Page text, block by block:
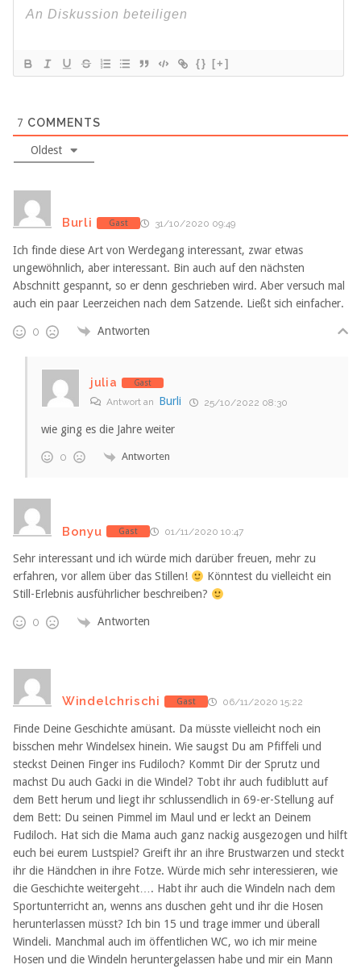
{} [+]
7 COMMENTS
Oldest
Burli Gast 31/10/2020 09:49
Ich finde diese Art von Werdegang interessant, zwar etwas
ungewöhnlich, aber interessant. Bin auch auf den nächsten
Abschnitt gespannt, so er denn geschrieben wird. Aber versuch mal
auch ein paar Leerzeichen nach dem Satzende. Ließt sich einfacher.
0 Antworten
julia Gast
Antwort an Burli 25/10/2022 08:30
wie ging es die Jahre weiter
0 Antworten
Bonyu Gast 01/11/2020 10:47
Sehr interessant und ich würde mich darüber freuen, mehr zu
erfahren, vor allem über das Stillen!
Könntest du vielleicht ein
Still-Erlebnis ausführlicher beschreiben?
0 Antworten
Windelchrischi Gast 06/11/2020 15:22
Finde Deine Geschichte amüsant. Da müsste vielleicht noch ein
bisschen mehr Windelsex hinein. Wie saugst Du am Pfiffeli und
steckst Deinen Finger ins Fudiloch? Kommt Dir der Sprutz und
machst Du auch Gacki in die Windel? Tobt ihr auch fudiblutt auf
dem Bett herum und liegt ihr schlussendlich in 69-er-Stellung auf
dem Bett: Du seinen Pimmel im Maul und er leckt an Deinem
Fudiloch. Hat sich die Mama auch ganz nackig ausgezogen und hilft
euch bei eurem Lustspiel? Greift ihr an ihre Brustwarzen und steckt
ihr die Händchen in ihre Fotze. Würde mich sehr interessieren, wie
die Geschichte weitergeht…. Habt ihr auch die Windeln nach dem
Sportunterricht an, wenns ans duschen geht und ihr die Hosen
herunterlassen müsst? Ich bin 15 und trage immer und überall
Windeli. Manchmal auch im öffentlichen WC, wo ich mir meine
Hosen und die Windeln heruntergelassen habe und mir ein Mann